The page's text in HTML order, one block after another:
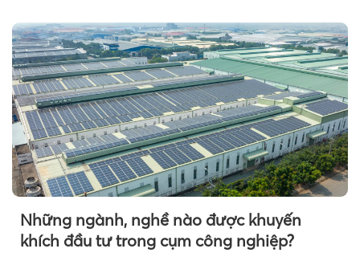
Những ngành, nghề nào được khuyến
khích đầu tư trong cụm công nghiệp?